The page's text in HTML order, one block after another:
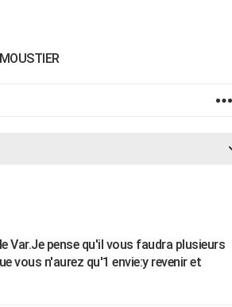
pense qu'il vous faudra plusieurs
vous n'aurez qu'1 envie:y revenir et